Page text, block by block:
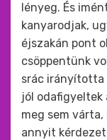
lényeg. És
kanyarodjak,
éjszakán pont
csöppentünk
srác irányította
jól odafigyeltek
meg sem
annyit